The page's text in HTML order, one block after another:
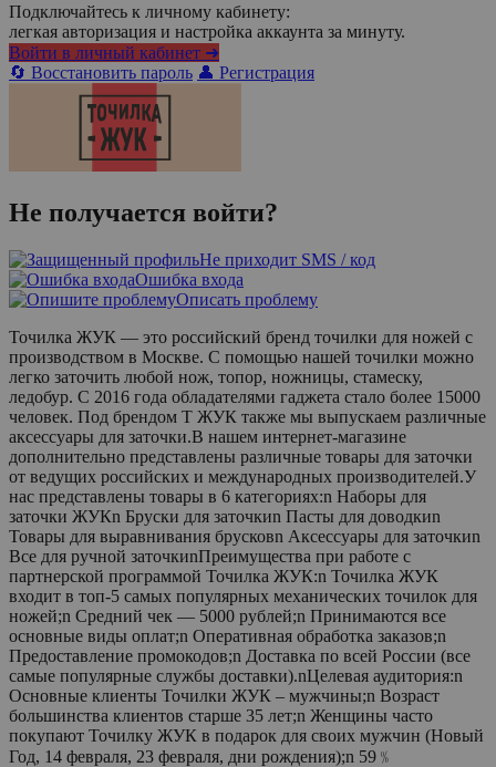
Подключайтесь к личному кабинету:
легкая авторизация и настройка аккаунта за минуту.
Войти в личный кабинет ➜
🔄 Восстановить пароль 👤 Регистрация
Не получается войти?
Не приходит SMS / код
Ошибка входа
Описать проблему
Точилка ЖУК — это российский бренд точилки для ножей с
производством в Москве. С помощью нашей точилки можно
легко заточить любой нож, топор, ножницы, стамеску,
ледобур. С 2016 года обладателями гаджета стало более 15000
человек. Под брендом Т ЖУК также мы выпускаем различные
аксессуары для заточки.В нашем интернет-магазине
дополнительно представлены различные товары для заточки
от ведущих российских и международных производителей.У
нас представлены товары в 6 категориях:n Наборы для
заточки ЖУКn Бруски для заточкиn Пасты для доводкиn
Товары для выравнивания брусковn Аксессуары для заточкиn
Все для ручной заточкиnПреимущества при работе с
партнерской программой Точилка ЖУК:n Точилка ЖУК
входит в топ-5 самых популярных механических точилок для
ножей;n Средний чек — 5000 рублей;n Принимаются все
основные виды оплат;n Оперативная обработка заказов;n
Предоставление промокодов;n Доставка по всей России (все
самые популярные службы доставки).nЦелевая аудитория:n
Основные клиенты Точилки ЖУК – мужчины;n Возраст
большинства клиентов старше 35 лет;n Женщины часто
покупают Точилку ЖУК в подарок для своих мужчин (Новый
Год, 14 февраля, 23 февраля, дни рождения);n 59﹪